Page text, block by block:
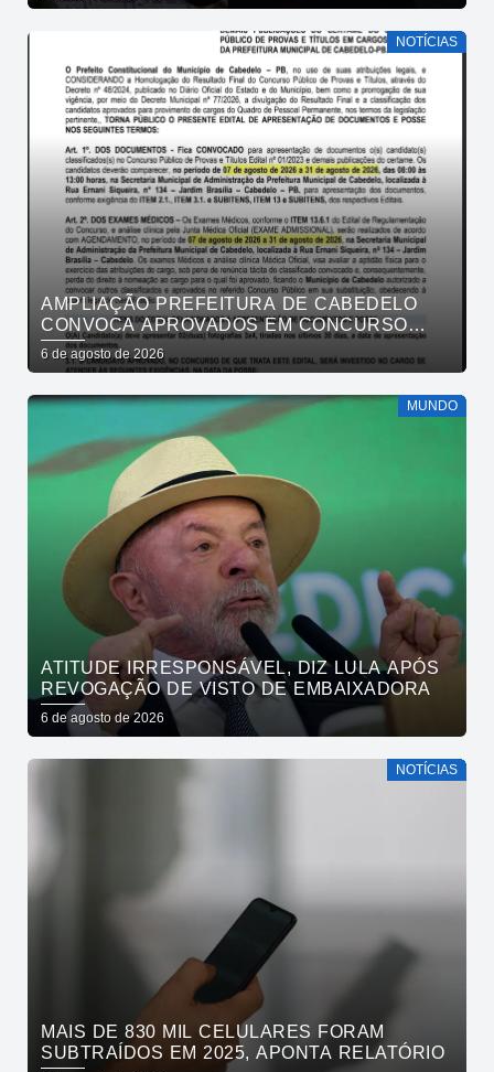
NOTÍCIAS
AMPLIAÇÃO PREFEITURA DE CABEDELO
CONVOCA APROVADOS EM CONCURSO
PÚBLICO DA SAÚDE PARA APRESENTAÇÃO
DE DOCUMENTOS
6 de agosto de 2026
MUNDO
ATITUDE IRRESPONSÁVEL, DIZ LULA APÓS
REVOGAÇÃO DE VISTO DE EMBAIXADORA
6 de agosto de 2026
NOTÍCIAS
MAIS DE 830 MIL CELULARES FORAM
SUBTRAÍDOS EM 2025, APONTA RELATÓRIO